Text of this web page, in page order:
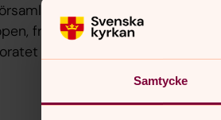
Samtycke
frågor från oss, samtal för